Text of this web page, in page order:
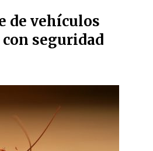
de vehículos
con seguridad